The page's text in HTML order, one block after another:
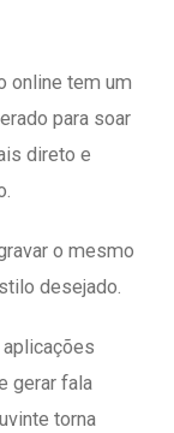
online tem um
para soar
direto e
o mesmo
desejado.
gerar fala
torna